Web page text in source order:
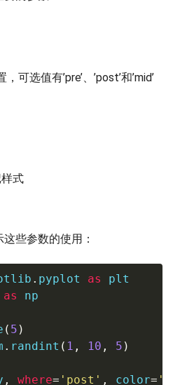
可选值有’pre’、’post’和’mid’
式
些参数的使用：
. pyplot as
as np
( 5 )
. randint ( 1 , 10 , 5 )
, where= 'post' , color=